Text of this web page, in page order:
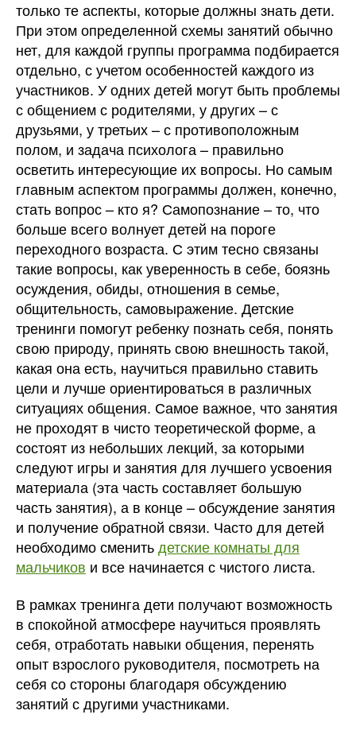
только те аспекты, которые должны знать дети.
При этом определенной схемы занятий обычно
нет, для каждой группы программа подбирается
отдельно, с учетом особенностей каждого из
участников. У одних детей могут быть проблемы
с общением с родителями, у других – с
друзьями, у третьих – с противоположным
полом, и задача психолога – правильно
осветить интересующие их вопросы. Но самым
главным аспектом программы должен, конечно,
стать вопрос – кто я? Самопознание – то, что
больше всего волнует детей на пороге
переходного возраста. С этим тесно связаны
такие вопросы, как уверенность в себе, боязнь
осуждения, обиды, отношения в семье,
общительность, самовыражение. Детские
тренинги помогут ребенку познать себя, понять
свою природу, принять свою внешность такой,
какая она есть, научиться правильно ставить
цели и лучше ориентироваться в различных
ситуациях общения. Самое важное, что занятия
не проходят в чисто теоретической форме, а
состоят из небольших лекций, за которыми
следуют игры и занятия для лучшего усвоения
материала (эта часть составляет большую
часть занятия), а в конце – обсуждение занятия
и получение обратной связи. Часто для детей
необходимо сменитьдетские комнаты для
мальчиков и все начинается с чистого листа.
В рамках тренинга дети получают возможность
в спокойной атмосфере научиться проявлять
себя, отработать навыки общения, перенять
опыт взрослого руководителя, посмотреть на
себя со стороны благодаря обсуждению
занятий с другими участниками.